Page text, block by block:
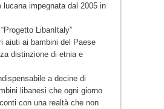
lucana impegnata dal 2005 in
LibanItaly”
aiuti ai bambini del Paese
distinzione di etnia e
a decine di
libanesi che ogni giorno
con una realtà che non